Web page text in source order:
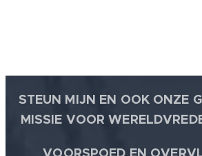
STEUN MIJN EN OOK ONZE
MISSIE VOOR